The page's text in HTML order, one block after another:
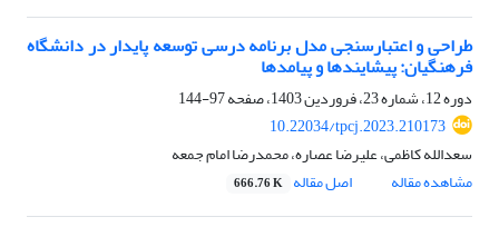
طراحی و اعتبارسنجی مدل برنامه درسی توسعه پایدار در دانشگاه
فرهنگیان: پیشایندها و پیامدها
دوره 12، شماره 23، فروردین 1403، صفحه
97-144
10.22034/tpcj.2023.210173
سعدالله کاظمی، علیرضا عصاره، محمدرضا امام جمعه
مشاهده مقاله
اصل مقاله 666.76 K